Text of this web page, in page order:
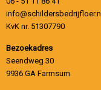
info@schildersbedrijfloer.nl
KvK nr. 51307790
Bezoekadres
Seendweg 30
9936 GA Farmsum